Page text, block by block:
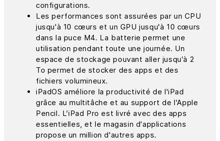
configurations.
Les performances sont assurées par un CPU
jusqu'à 10 cœurs et un GPU jusqu'à 10 cœurs
dans la puce M4. La batterie permet une
utilisation pendant toute une journée. Un
espace de stockage pouvant aller jusqu'à 2
To permet de stocker des apps et des
fichiers volumineux.
iPadOS améliore la productivité de l'iPad
grâce au multitâche et au support de l'Apple
Pencil. L'iPad Pro est livré avec des apps
essentielles, et le magasin d'applications
propose un million d'autres apps.